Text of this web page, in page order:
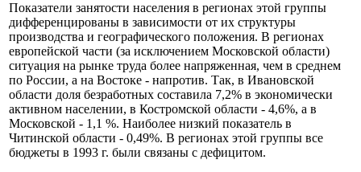
Показатели занятости населения в регионах этой группы
дифференцированы в зависимости от их структуры
производства и географического положения. В регионах
европейской части (за исключением Московской области)
ситуация на рынке труда более напряженная, чем в среднем
по России, а на Востоке - напротив. Так, в Ивановской
области доля безработных составила 7,2% в экономически
активном населении, в Костромской области - 4,6%, а в
Московской - 1,1 %. Наиболее низкий показатель в
Читинской области - 0,49%. В регионах этой группы все
бюджеты в 1993 г. были связаны с дефицитом.